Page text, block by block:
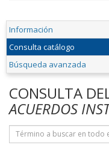
Información
Consulta catálogo
Búsqueda avanzada
CONSULTA
ACUERDOS